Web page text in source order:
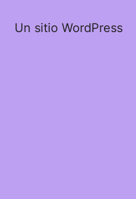
Un sitio WordPress